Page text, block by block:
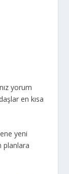
yorum
en kısa
yeni
planlara